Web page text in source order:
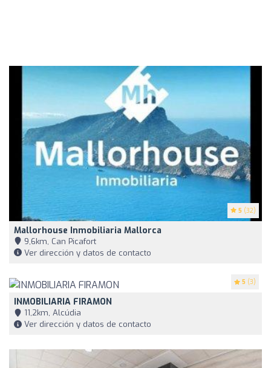
5 (32)
Mallorhouse Inmobiliaria Mallorca
9,6km, Can Picafort
Ver dirección y datos de contacto
5 (3)
INMOBILIARIA FIRAMON
11,2km, Alcúdia
Ver dirección y datos de contacto